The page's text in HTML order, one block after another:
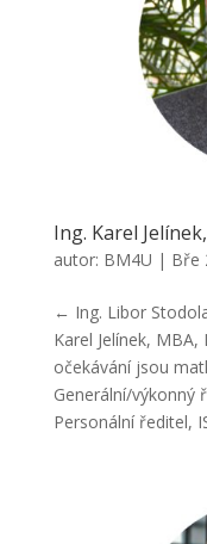
Ing. Karel
autor: BM4U | Bře
← Ing. Libor
Karel Jelínek,
očekávání jsou
Generální/výkonný
Personální ředitel,